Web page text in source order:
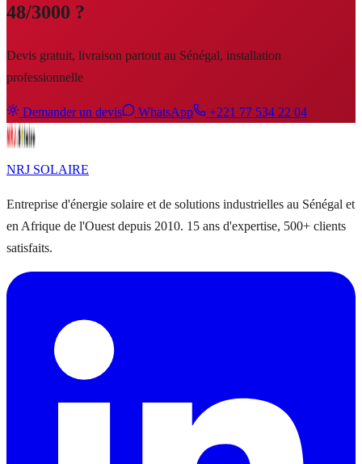
48/3000 ?
Devis gratuit, livraison partout au Sénégal, installation
professionnelle
Demander un devis WhatsApp +221 77 534 22 04
NRJ SOLAIRE
Entreprise d'énergie solaire et de solutions industrielles au Sénégal et
en Afrique de l'Ouest depuis 2010. 15 ans d'expertise, 500+ clients
satisfaits.